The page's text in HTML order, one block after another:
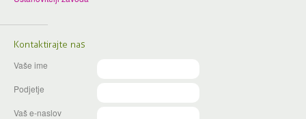
Kontaktirajte nas
Vaše ime
Podjetje
Vaš e-naslov